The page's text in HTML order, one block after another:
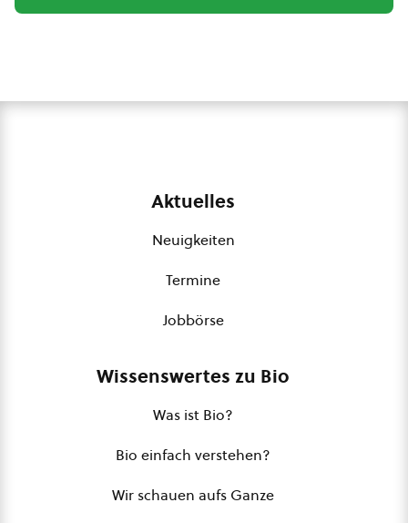
Aktuelles
Neuigkeiten
Termine
Jobbörse
Wissenswertes zu Bio
Was ist Bio?
Bio einfach verstehen?
Wir schauen aufs Ganze